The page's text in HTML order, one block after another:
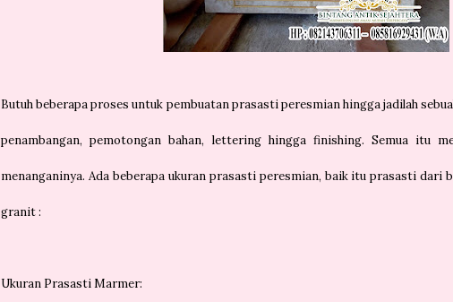
Butuh beberapa proses untuk pembuatan prasasti peresmian hingga jadilah
penambangan, pemotongan bahan, lettering hingga finishing. Semua itu
menanganinya. Ada beberapa ukuran prasasti peresmian, baik itu prasasti dari
granit :
Ukuran Prasasti Marmer: